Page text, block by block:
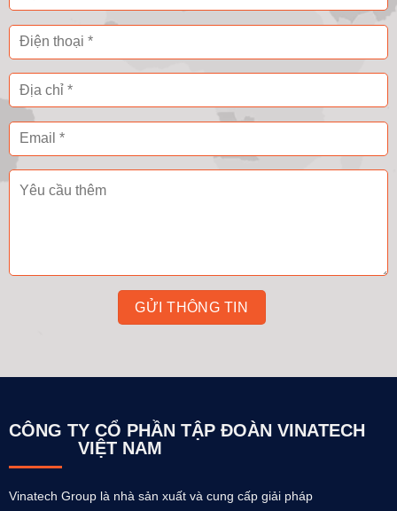
CÔNG TY CỔ PHẦN TẬP ĐOÀN VINATECH
VIỆT NAM
Vinatech Group là nhà sản xuất và cung cấp giải pháp